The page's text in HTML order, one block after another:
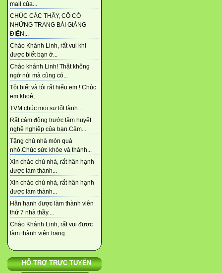
mail của...
CHÚC CÁC THẦY, CÔ CÓ
NHỮNG TRANG BÀI GIẢNG
ĐIỆN...
Chào Khánh Linh, rất vui khi
được biết bạn ở...
Chào khánh Linh! Thật không
ngờ núi mà cũng có...
Tôi biết và tôi rất hiểu em.! Chúc
em khoẻ,...
TVM chúc mọi sự tốt lành....
Rất cảm động trước tâm huyết
nghề nghiệp của bạn.Cảm...
Tặng chủ nhà món quà
nhỏ.Chúc sức khỏe và thành...
Xin chào chủ nhà, rất hân hạnh
được làm thành...
Xin chào chủ nhà, rất hân hạnh
được làm thành...
Hân hạnh được làm thành viên
thứ 7 nhà thầy....
Chào Khánh Linh, rất vui được
làm thành viên trang...
HỖ TRỢ TRỰC TUYẾN